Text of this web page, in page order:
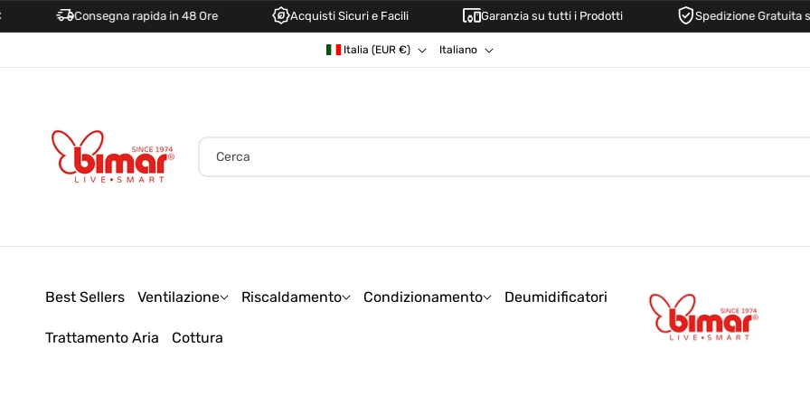
Direttamente
Consegna rapida in 48 Ore Acquisti Sicuri e Facili Garanzia su tutti i Prodotti Spedizione Gratuita sopra i
P
r
a
Italia (EUR €) Italiano
Cerca
Best Sellers Ventilazione Riscaldamento Condizionamento Deumidificatori
Trattamento Aria Cottura